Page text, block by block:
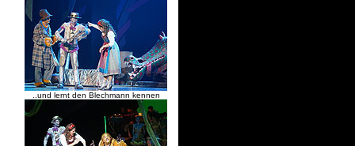
..und lernt den Blechmann kennen